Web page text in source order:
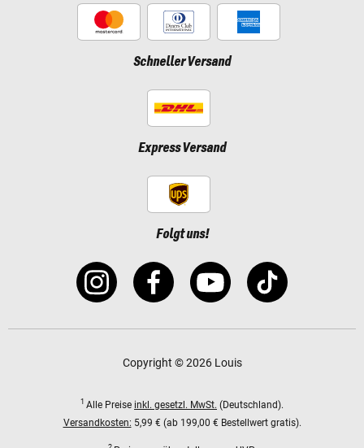
Schneller Versand
Express Versand
Folgt uns!
Copyright © 2026 Louis
1 Alle Preise inkl. gesetzl. MwSt. (Deutschland).
Versandkosten: 5,99 € (ab 199,00 € Bestellwert gratis).